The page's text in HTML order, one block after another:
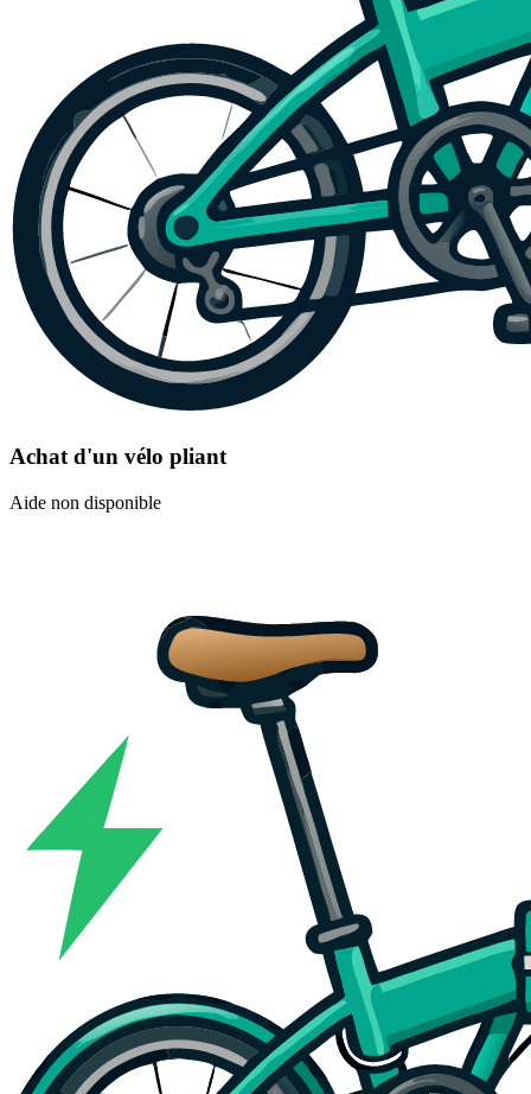
Achat d'un vélo pliant
Aide non disponible